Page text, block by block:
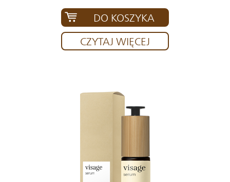
DO KOSZYKA
CZYTAJ WIĘCEJ